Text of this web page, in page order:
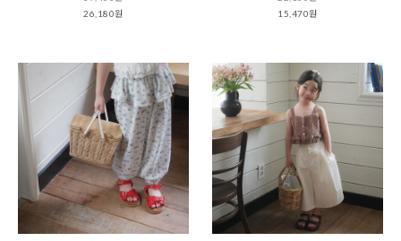
26,180원
15,470원